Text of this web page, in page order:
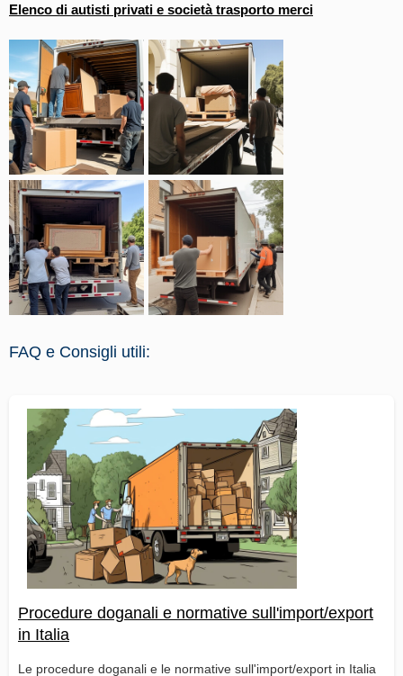
Elenco di autisti privati e società trasporto merci
FAQ e Consigli utili:
Procedure doganali e normative sull'import/export
in Italia
Le procedure doganali e le normative sull'import/export in Italia